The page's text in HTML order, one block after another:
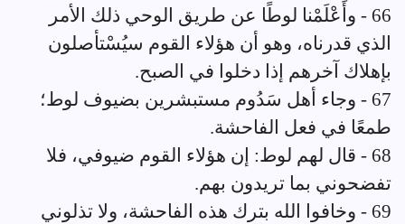
66 - وأَعْلَمْنا لوطًا عن طريق الوحي ذلك الأمر
الذي قدرناه، وهو أن هؤلاء القوم سيُسْتأصلون
بإهلاك آخرهم إذا دخلوا في الصبح.
67 - وجاء أهل سَدُوم مستبشرين بضيوف لوط؛
طمعًا في فعل الفاحشة.
68 - قال لهم لوط: إن هؤلاء القوم ضيوفي، فلا
تفضحوني بما تريدون بهم.
69 - وخافوا الله بترك هذه الفاحشة، ولا تذلوني